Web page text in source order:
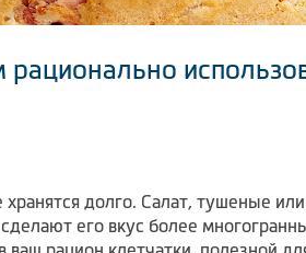
долго. Салат, тушеные
его вкус более